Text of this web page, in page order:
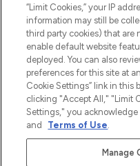
OVER
Betaal veilig met
“Limit Cookies,” your IP
information may still be
third party cookies) that are
enable default website
deployed. You can also
preferences for this site at
Cookie Settings” link in this
clicking "Accept All," "Limit
Settings," you
and
Terms of Use.
Manage